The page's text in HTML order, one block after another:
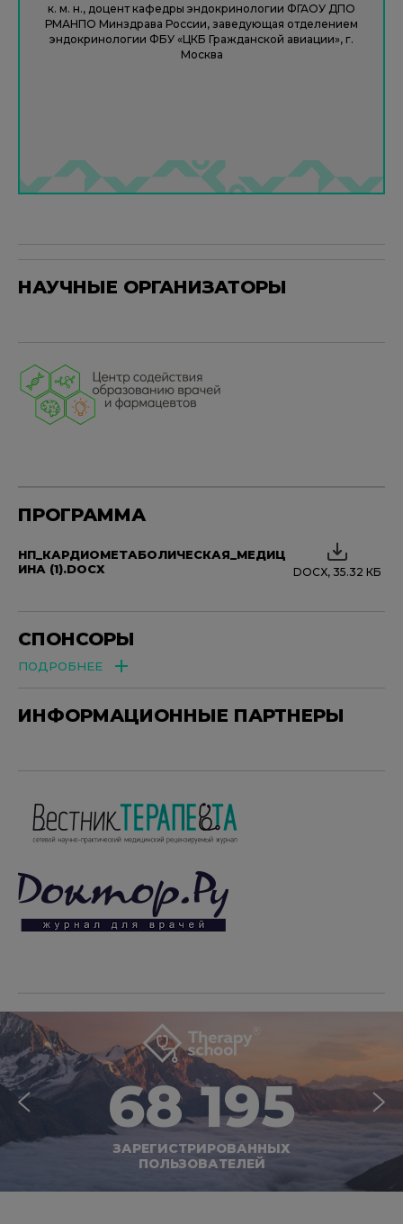
к. м. н., доцент кафедры эндокринологии ФГАОУ ДПО
РМАНПО Минздрава России, заведующая отделением
эндокринологии ФБУ «ЦКБ Гражданской авиации», г.
Москва
НАУЧНЫЕ ОРГАНИЗАТОРЫ
ПРОГРАММА
НП_КАРДИОМЕТАБОЛИЧЕСКАЯ_МЕДИЦ
ИНА (1).DOCX
DOCX, 35.32 КБ
СПОНСОРЫ
ПОДРОБНЕЕ
ИНФОРМАЦИОННЫЕ ПАРТНЕРЫ
68 195
ЗАРЕГИСТРИРОВАННЫХ
ПОЛЬЗОВАТЕЛЕЙ